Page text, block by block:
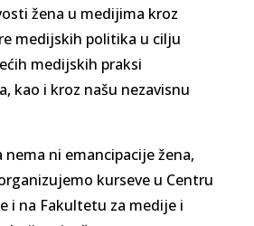
žena u medijima kroz
medijskih politika u cilju
medijskih praksi
kao i kroz našu nezavisnu
nema ni emancipacije žena,
kurseve u Centru
i na Fakultetu za medije i